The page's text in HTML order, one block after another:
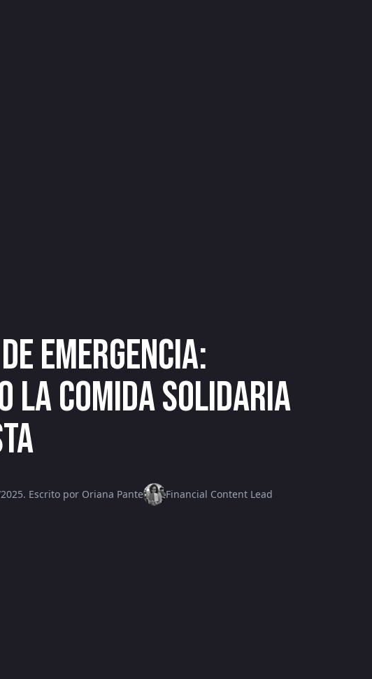
emergencia:
la comida solidaria
Escrito por Oriana Pante Financial Content Lead